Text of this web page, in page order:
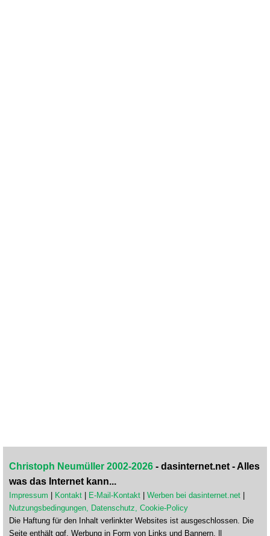
Christoph Neumüller 2002-2026 - dasinternet.net - Alles
was das Internet kann...
Impressum Kontakt E-Mail-Kontakt Werben bei dasinternet.net
Nutzungsbedingungen, Datenschutz, Cookie-Policy
Die Haftung für den Inhalt verlinkter Websites ist ausgeschlossen. Die
Seite enthält ggf. Werbung in Form von Links und Bannern. ||